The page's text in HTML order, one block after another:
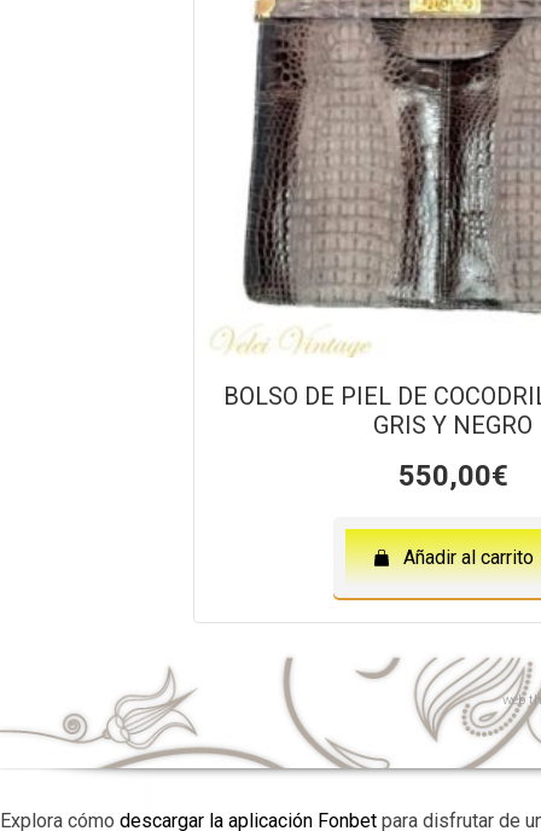
BOLSO DE PIEL DE
GRIS Y NEGRO
550,00€
Añadir al carrito
web
Explora cómo descargar la aplicación Fonbet para disfrutar de